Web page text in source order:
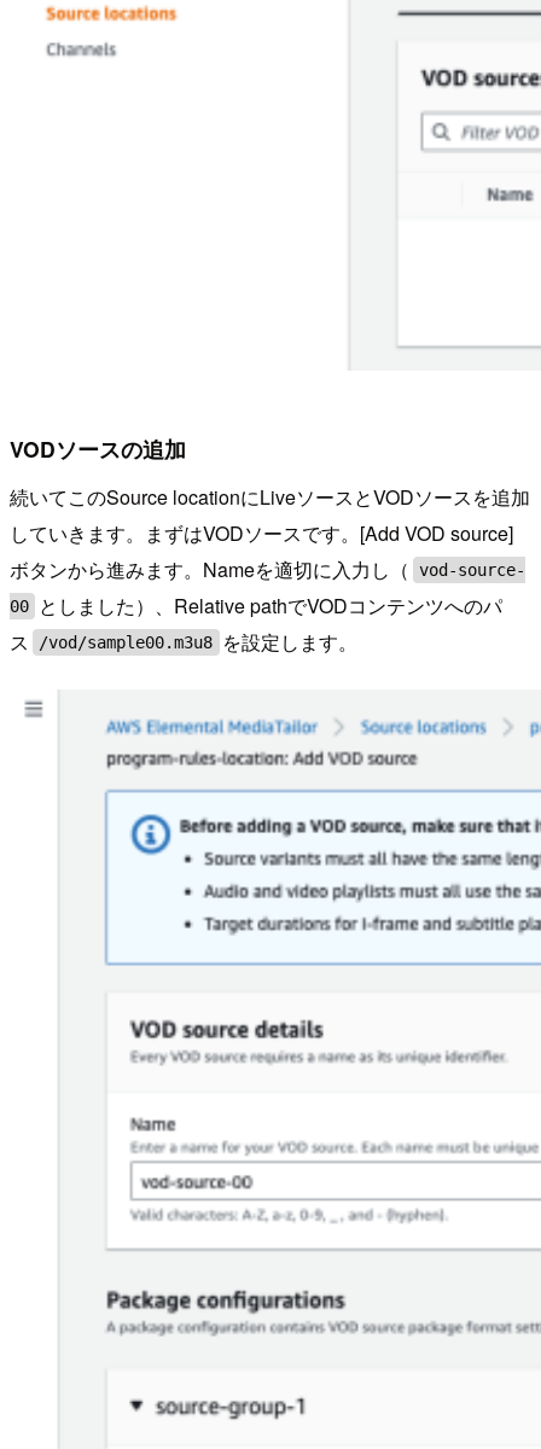
VODソースの追加
続いてこのSource locationにLiveソースとVODソースを追加
していきます。まずはVODソースです。[Add VOD source]
ボタンから進みます。Nameを適切に入力し（
vod-source-
00
としました）、Relative pathでVODコンテンツへのパ
ス
/vod/sample00.m3u8 を設定します。